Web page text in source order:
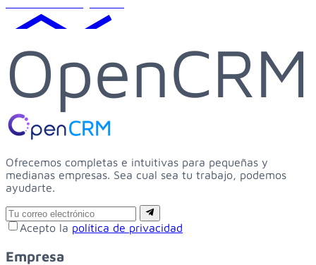
OpenCRM
Ofrecemos completas e intuitivas para pequeñas y
medianas empresas. Sea cual sea tu trabajo, podemos
ayudarte.
Email
Suscribirse
Acepto la política de privacidad
Empresa